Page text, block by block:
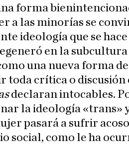
forma
a las minorías se
ideología que se
en la
una nueva forma
toda crítica o discusión
declaran intocables.
la ideología «trans»
pasará a sufrir
social, como le ha